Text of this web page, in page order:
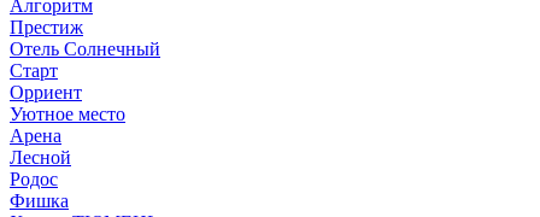
Алгоритм
Престиж
Отель Солнечный
Старт
Орриент
Уютное место
Арена
Лесной
Родос
Фишка